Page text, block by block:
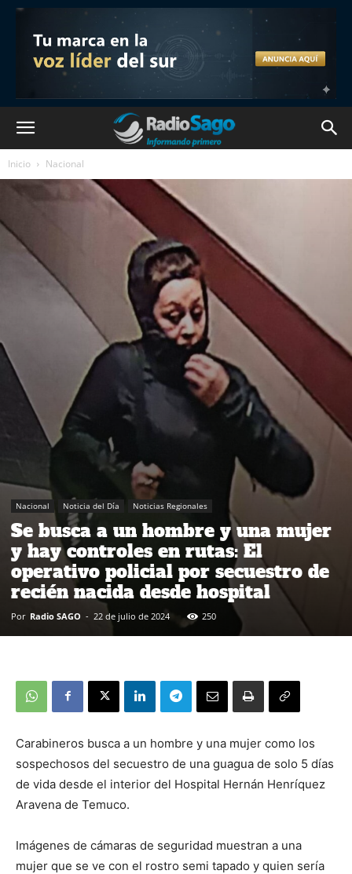
Inicio Nacional
Nacional Noticia del Día Noticias Regionales
Se busca a un hombre y una mujer
y hay controles en rutas: El
operativo policial por secuestro de
recién nacida desde hospital
Por Radio SAGO - 22 de julio de 2024 250
Carabineros busca a un hombre y una mujer como los
sospechosos del secuestro de una guagua de solo 5 días
de vida desde el interior del Hospital Hernán Henríquez
Aravena de Temuco.
Imágenes de cámaras de seguridad muestran a una
mujer que se ve con el rostro semi tapado y quien sería